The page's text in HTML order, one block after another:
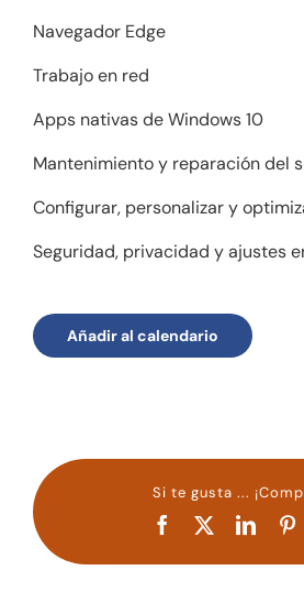
Navegador Edge
Trabajo en red
Apps nativas de Windows 10
Mantenimiento y reparación del
Configurar, personalizar y
Seguridad, privacidad y ajustes
Añadir al calendario
Si te gusta ...
Facebook